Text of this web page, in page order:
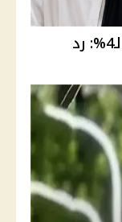
القصة الكاملة لأزمة ريم صاحبة الـ4%: رد